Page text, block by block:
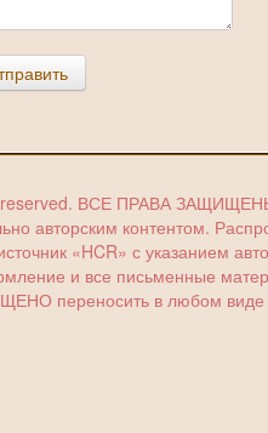
ВСЕ ПРАВА
авторским контентом.
«HCR» с указанием
и все письменные
переносить в любом виде